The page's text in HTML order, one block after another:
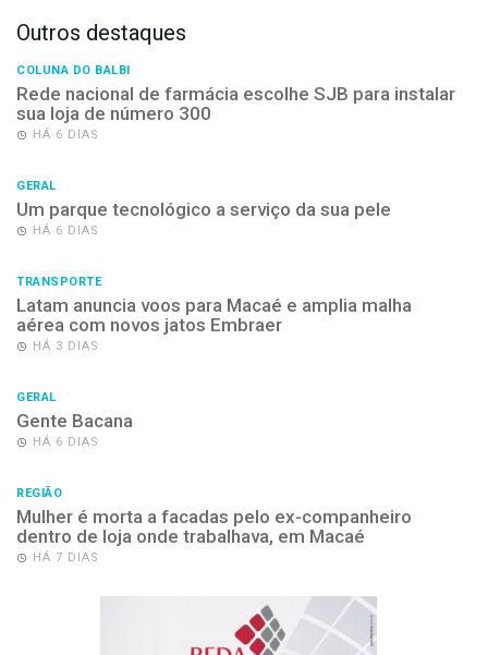
Outros destaques
COLUNA DO BALBI
Rede nacional de farmácia escolhe SJB para instalar
sua loja de número 300
HÁ 6 DIAS
GERAL
Um parque tecnológico a serviço da sua pele
HÁ 6 DIAS
TRANSPORTE
Latam anuncia voos para Macaé e amplia malha
aérea com novos jatos Embraer
HÁ 3 DIAS
GERAL
Gente Bacana
HÁ 6 DIAS
REGIÃO
Mulher é morta a facadas pelo ex-companheiro
dentro de loja onde trabalhava, em Macaé
HÁ 7 DIAS